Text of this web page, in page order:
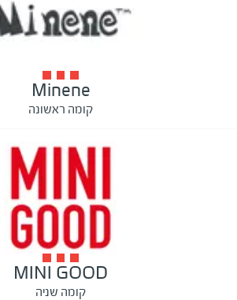
Minene
קומה ראשונה
MINI GOOD
קומה שניה